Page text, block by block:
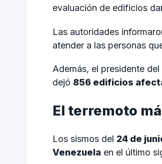
evaluación de edificios
Las autoridades
atender a las personas
Además, el presidente
dejó 856 edificios
El terremoto
Los sismos del 24 de
Venezuela en el último